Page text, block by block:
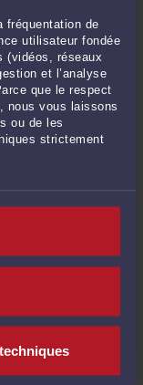
fréquentation de
utilisateur fondée
(vidéos, réseaux
et l’analyse
que le respect
nous vous laissons
ou de les
strictement
au juge-
collective : la créance
être payés au-delà de
: le juge-commissaire
rémunérations doit